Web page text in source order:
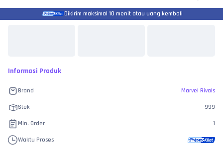
Dikirim maksimal 10 menit atau uang kembali
Informasi Produk
Brand Marvel Rivals
Stok 999
Min. Order 1
Waktu Proses